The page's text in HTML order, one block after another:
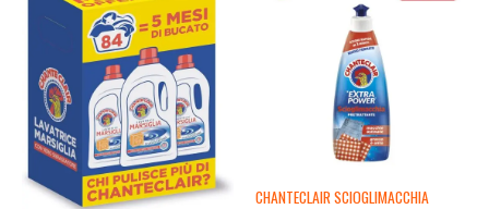
CHANTECLAIR SCIOGLIMACCHIA